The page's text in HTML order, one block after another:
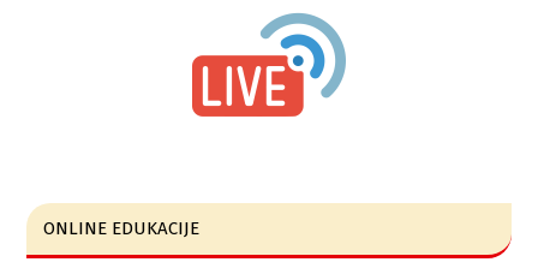
ONLINE EDUKACIJE